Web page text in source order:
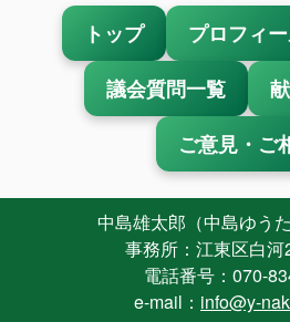
トップ プロフィ
議会質問一覧
ご意見・ご
中島雄太郎（中島ゆう
事務所：江東区白河
電話番号：070-
e-mail： info@y-